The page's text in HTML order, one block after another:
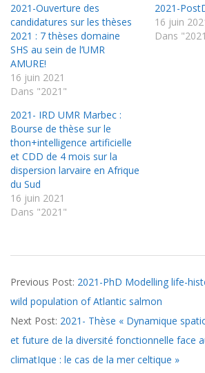
2021-Ouverture des
candidatures sur les thèses
2021 : 7 thèses domaine
SHS au sein de l’UMR
AMURE!
16 juin 2021
Dans "2021"
2021-
16 juin
Dans
2021- IRD UMR Marbec :
Bourse de thèse sur le
thon+intelligence artificielle
et CDD de 4 mois sur la
dispersion larvaire en Afrique
du Sud
16 juin 2021
Dans "2021"
06-
16
Previous Post: 2021-PhD Modelling life-
wild population of Atlantic salmon
Next Post: 2021- Thèse « Dynamique
et future de la diversité fonctionnelle face
climatIque : le cas de la mer celtique »